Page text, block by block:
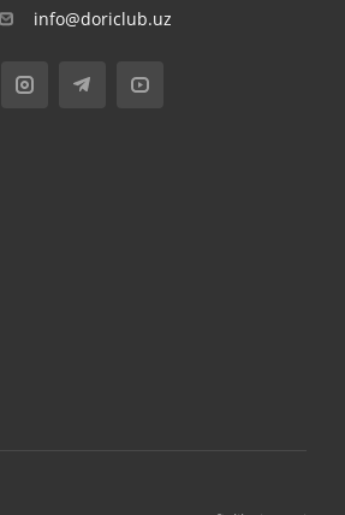
info@doriclub.uz